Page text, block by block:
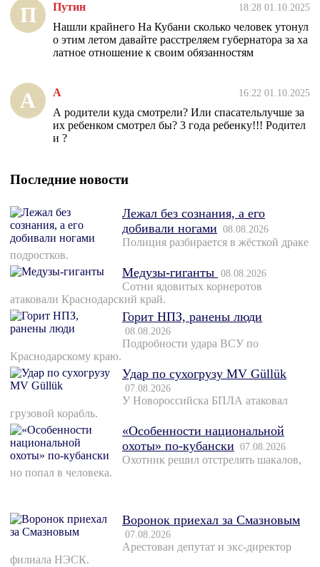
П Путин 18:28 01.10.2025
Нашли крайнего На Кубани сколько человек утонул
о этим летом давайте расстреляем губернатора за ха
латное отношение к своим обязанностям
А А 16:22 01.10.2025
А родители куда смотрели? Или спасательлучше за
их ребенком смотрел бы? 3 года ребенку!!! Родител
и ?
Последние новости
Лежал без сознания, а его
добивали ногами 08.08.2026
Полиция разбирается в жёсткой драке
подростков.
Медузы-гиганты 08.08.2026
Сотни ядовитых корнеротов
атаковали Краснодарский край.
Горит НПЗ, ранены люди
08.08.2026
Подробности удара ВСУ по
Краснодарскому краю.
Удар по сухогрузу MV Güllük
07.08.2026
У Новороссийска БПЛА атаковал
грузовой корабль.
«Особенности национальной
охоты» по-кубански 07.08.2026
Охотник решил отстрелять шакалов,
но попал в человека.
Воронок приехал за Смазновым
07.08.2026
Арестован депутат и экс-директор
филиала НЭСК.